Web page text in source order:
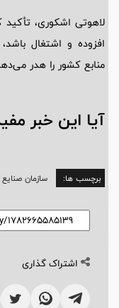
لاهوتی اشکوری، تأکید
افزوده و اشتغال
منابع کشور را هدر
آیا این خبر
برچسب ها: سازمان
اشتراک گذاری